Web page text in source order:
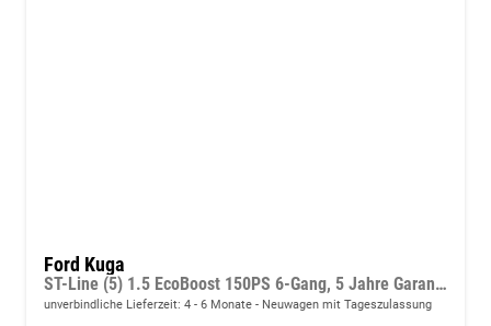
Ford Kuga
ST-Line (5) 1.5 EcoBoost 150PS 6-Gang, 5 Jahre Garantie, 18" Alu, Navigation 13"-Display, Parksensoren vorne/hinten, Rückfahrkamera, Climatronic, Privacy-Glas, Key-Free-System, Tempomat, LED-Scheinwerfer
unverbindliche Lieferzeit: 4 - 6 Monate Neuwagen mit Tageszulassung